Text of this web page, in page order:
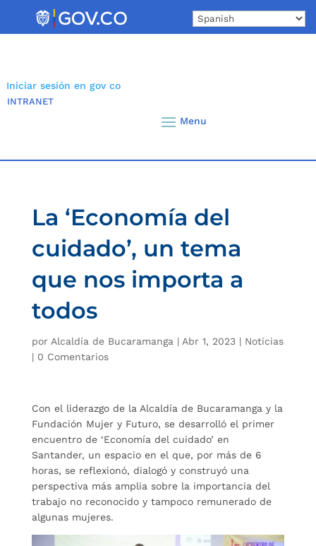
Iniciar sesión en gov co
INTRANET
La ‘Economía del
cuidado’, un tema
que nos importa a
todos
por Alcaldía de Bucaramanga | Abr 1, 2023| Noticias
| 0 Comentarios
Con el liderazgo de la Alcaldía de Bucaramanga y la
Fundación Mujer y Futuro, se desarrolló el primer
encuentro de ‘Economía del cuidado’ en
Santander, un espacio en el que, por más de 6
horas, se reflexionó, dialogó y construyó una
perspectiva más amplia sobre la importancia del
trabajo no reconocido y tampoco remunerado de
algunas mujeres.